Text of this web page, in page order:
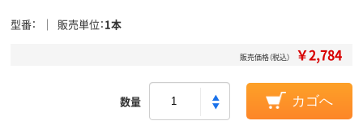
型番 販売単位 1本
販売価格（税込） ￥2,784
数量 カゴへ